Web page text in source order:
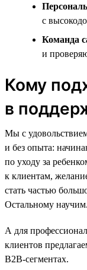
с
Команда
и
Кому
в
Мы с
и без опыта:
по уходу за
к клиентам,
стать частью
Остальному научим.
А для
клиентов
B2B-сегментах.